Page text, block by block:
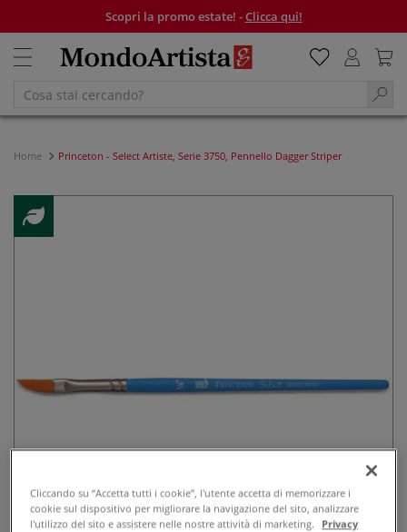
Scopri la promo estate! -Clicca qui!
Home Princeton - Select Artiste, Serie 3750, Pennello Dagger Striper
Cliccando su “Accetta tutti i cookie”, l'utente accetta di memorizzare i
cookie sul dispositivo per migliorare la navigazione del sito, analizzare
l'utilizzo del sito e assistere nelle nostre attività di marketing.
Privacy